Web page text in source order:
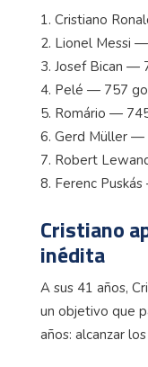
1. Cristiano
2. Lionel Messi
3. Josef Bican —
4. Pelé — 757
5. Romário —
6. Gerd Müller —
7. Robert
8. Ferenc
Cristiano
inédita
A sus 41 años,
un objetivo que
años: alcanzar